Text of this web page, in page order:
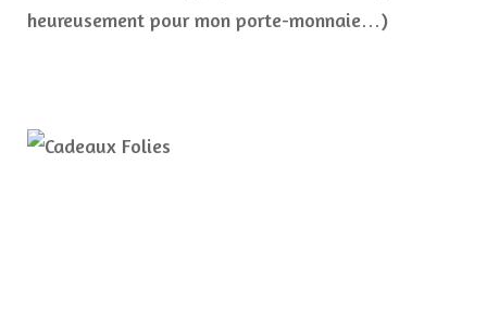
heureusement pour mon porte-monnaie…)